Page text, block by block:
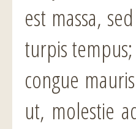
est massa,
turpis
congue
ut, molestie